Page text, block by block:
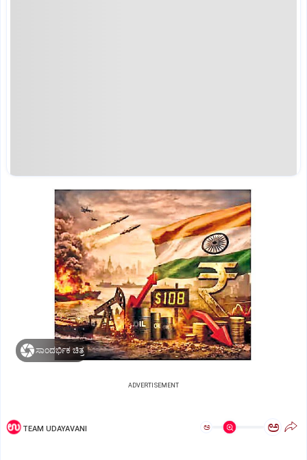
ಸಾಂದರ್ಭಿಕ ಚಿತ್ರ
ADVERTISEMENT
TEAM UDAYAVANI ಅ ಅ